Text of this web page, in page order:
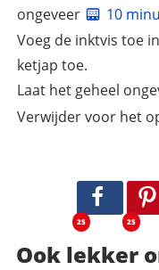
ongeveer
10
Voeg de inktvis toe
ketjap toe.
Laat het geheel
Verwijder voor het
25 25
Ook lekker